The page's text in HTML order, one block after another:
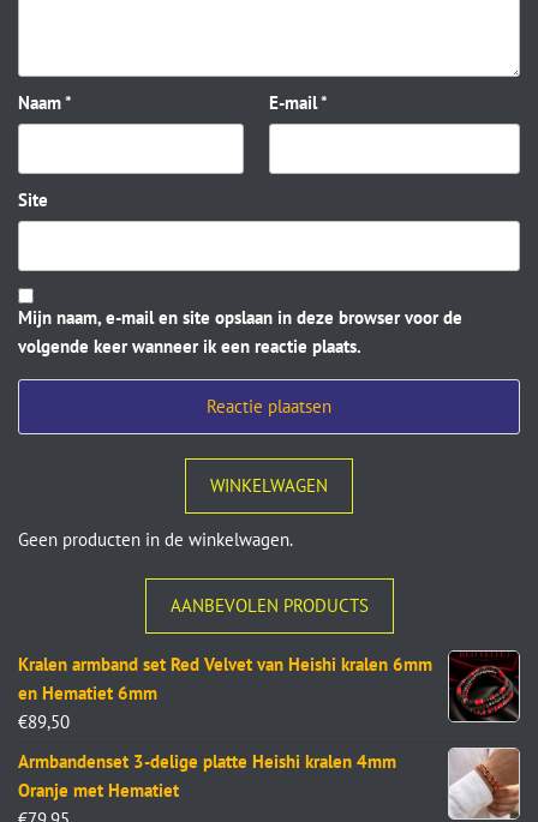
Naam* E-mail*
Site
Mijn naam, e-mail en site opslaan in deze browser voor de
volgende keer wanneer ik een reactie plaats.
WINKELWAGEN
Geen producten in de winkelwagen.
AANBEVOLEN PRODUCTS
Kralen armband set Red Velvet van Heishi kralen 6mm
en Hematiet 6mm
€89,50
Armbandenset 3-delige platte Heishi kralen 4mm
Oranje met Hematiet